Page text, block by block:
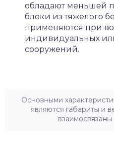
обладают меньшей
блоки из тяжелого
применяются при
индивидуальных
сооружений.
Основными
являются габариты и